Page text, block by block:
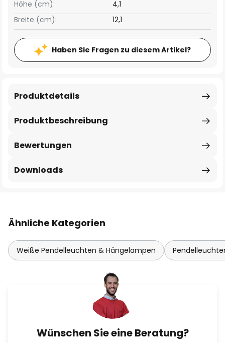
Breite (cm): 12,1
Höhe (cm): 4,1
Haben Sie Fragen zu diesem Artikel?
Produktbeschreibung
Produktdetails
Bewertungen
Downloads
Ähnliche Kategorien
Weiße Pendelleuchten & Hängelampen
Wünschen Sie eine Beratung?